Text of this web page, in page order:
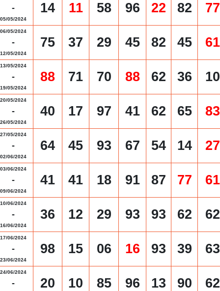
-
05/05/2024
14 11 58 96 22 82 77
06/05/2024
-
12/05/2024
75 37 29 45 82 45 61
13/05/2024
-
19/05/2024
88 71 70 88 62 36 10
20/05/2024
-
26/05/2024
40 17 97 41 62 65 83
27/05/2024
-
02/06/2024
64 45 93 67 54 14 27
03/06/2024
-
09/06/2024
41 41 18 91 87 77 61
10/06/2024
-
16/06/2024
36 12 29 93 93 62 62
17/06/2024
-
23/06/2024
98 15 06 16 93 39 63
24/06/2024
- 20 10 85 96 13 90 62